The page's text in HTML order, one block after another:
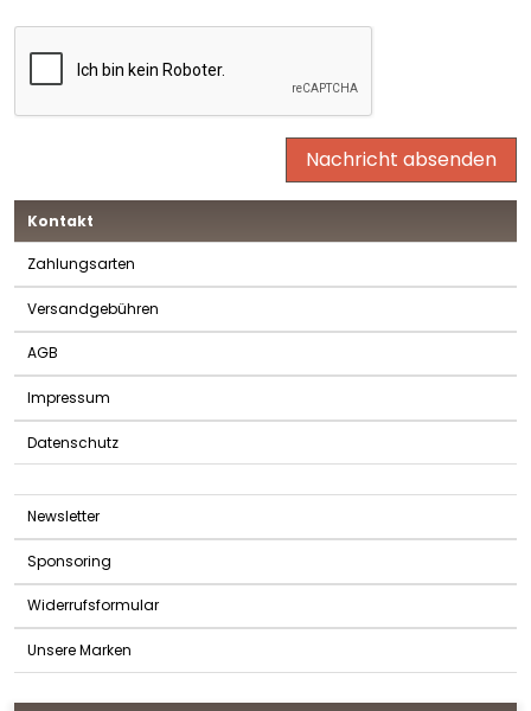
Nachricht absenden
Kontakt
Zahlungsarten
Versandgebühren
AGB
Impressum
Datenschutz
Newsletter
Sponsoring
Widerrufsformular
Unsere Marken